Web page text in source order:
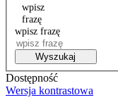
wpisz
frazę
wpisz frazę
Wyszukaj
Dostępność
Wersja kontrastowa